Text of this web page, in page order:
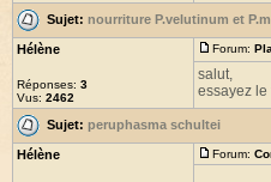
Sujet: nourriture P.velutinum et
Hélène
Réponses: 3
Vus: 2462
Forum:
salut,
essayez le
Sujet: peruphasma schultei
Hélène Forum: